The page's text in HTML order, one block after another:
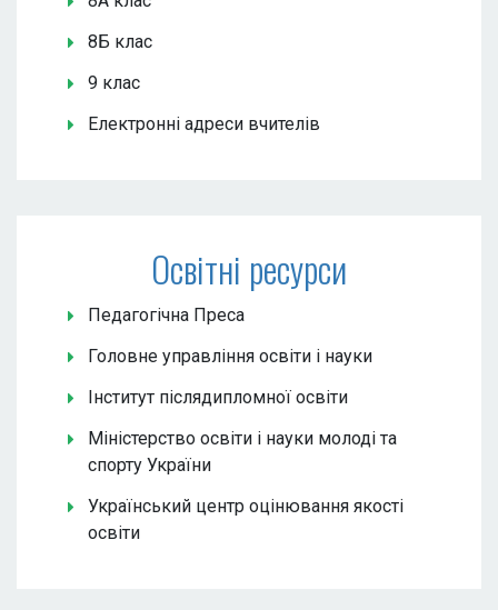
8Б клас
9 клас
Електронні адреси вчителів
Освітні ресурси
Педагогічна Преса
Головне управління освіти і науки
Інститут післядипломної освіти
Міністерство освіти і науки молоді та
спорту України
Український центр оцінювання якості
освіти